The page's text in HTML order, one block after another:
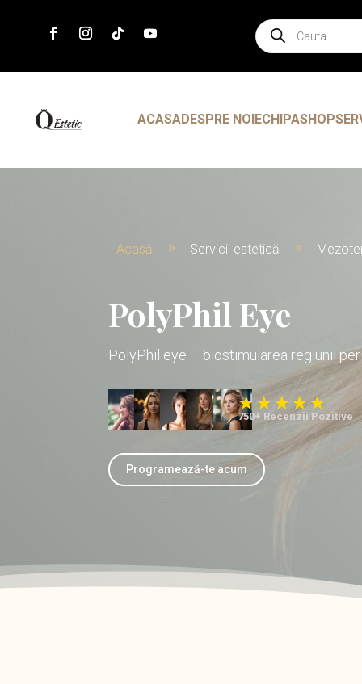
Products
search
ACASADESPRE NOI ECHIPASHOP
Acasă 9 Servicii estetică 9
PolyPhil Eye
PolyPhil eye – biostimularea regiunii
750+ Recenzii Pozitive
Programează-te acum